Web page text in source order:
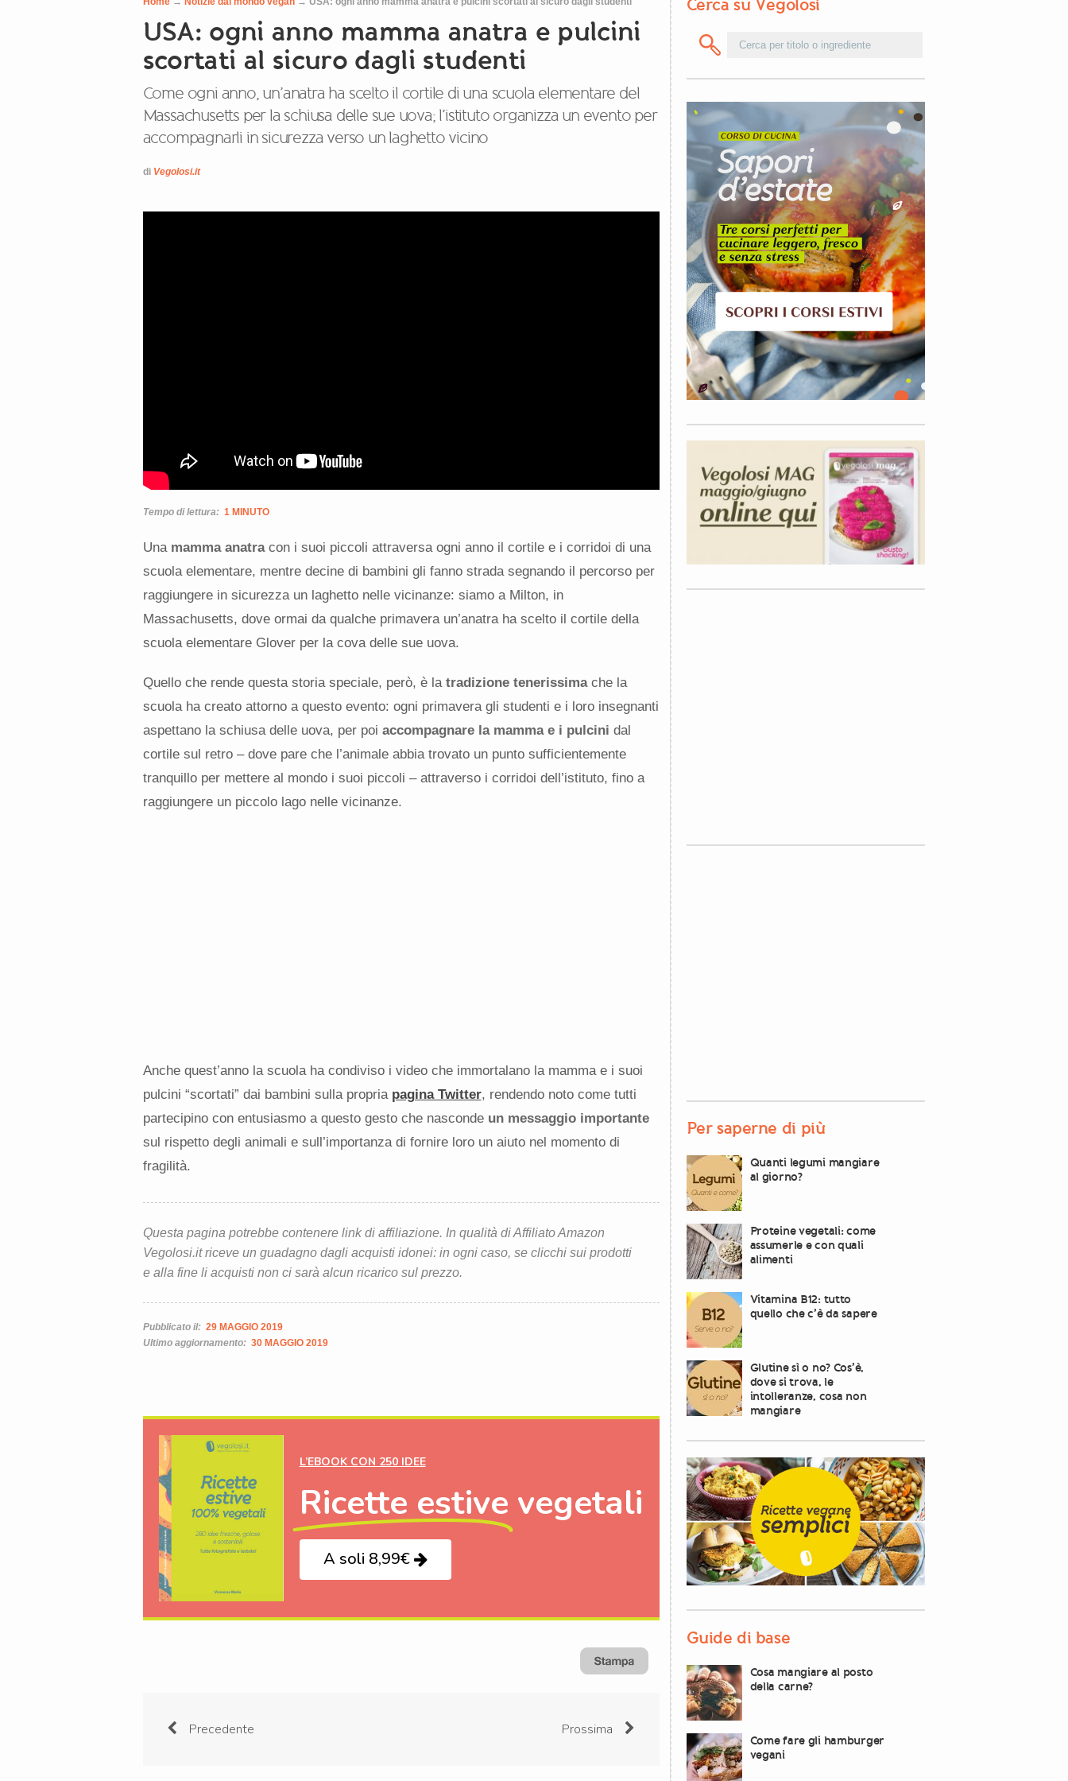
USA: ogni anno mamma anatra e pulcini
scortati al sicuro dagli studenti
Come ogni anno, un’anatra ha scelto il cortile di una scuola elementare del
Massachusetts per la schiusa delle sue uova; l’istituto organizza un evento per
accompagnarli in sicurezza verso un laghetto vicino
di Vegolosi.it
Tempo di lettura: 1 MINUTO
Una mamma anatracon i suoi piccoli attraversa ogni anno il cortile e i corridoi di una
scuola elementare, mentre decine di bambini gli fanno strada segnando il percorso per
raggiungere in sicurezza un laghetto nelle vicinanze: siamo a Milton, in
Massachusetts, dove ormai da qualche primavera un’anatra ha scelto il cortile della
scuola elementare Glover per la cova delle sue uova.
Quello che rende questa storia speciale, però, è la tradizione tenerissima che la
scuola ha creato attorno a questo evento: ogni primavera gli studenti e i loro insegnanti
aspettano la schiusa delle uova, per poi accompagnare la mamma e i pulcini dal
cortile sul retro – dove pare che l’animale abbia trovato un punto sufficientemente
tranquillo per mettere al mondo i suoi piccoli – attraverso i corridoi dell’istituto, fino a
raggiungere un piccolo lago nelle vicinanze.
Anche quest’anno la scuola ha condiviso i video che immortalano la mamma e i suoi
pulcini “scortati” dai bambini sulla propria pagina Twitter, rendendo noto come tutti
partecipino con entusiasmo a questo gesto che nasconde un messaggio importante
sul rispetto degli animali e sull’importanza di fornire loro un aiuto nel momento di
fragilità.
Questa pagina potrebbe contenere link di affiliazione. In qualità di Affiliato Amazon
Vegolosi.it riceve un guadagno dagli acquisti idonei: in ogni caso, se clicchi sui prodotti
e alla fine li acquisti non ci sarà alcun ricarico sul prezzo.
Pubblicato il: 29 MAGGIO 2019
Ultimo aggiornamento: 30 MAGGIO 2019
L’EBOOK CON 250 IDEE
Ricette estive vegetali
A soli 8,99€
Precedente Prossima
Cerca su Vegolosi
Per saperne di più
Quanti legumi mangiare
al giorno?
Proteine vegetali: come
assumerle e con quali
alimenti
Vitamina B12: tutto
quello che c’è da sapere
Glutine sì o no? Cos’è,
dove si trova, le
intolleranze, cosa non
mangiare
Guide di base
Cosa mangiare al posto
della carne?
Come fare gli hamburger
vegani